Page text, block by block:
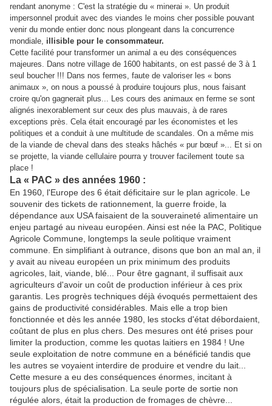
rendant anonyme : C'est la stratégie du « minerai ». Un produit
impersonnel produit avec des viandes le moins cher possible pouvant
venir du monde entier donc nous plongeant dans la concurrence
mondiale, illisible pour le consommateur.
Cette facilité pour transformer un animal a eu des conséquences
majeures. Dans notre village de 1600 habitants, on est passé de 3 à 1
seul boucher !!! Dans nos fermes, faute de valoriser les « bons
animaux », on nous a poussé à produire toujours plus, nous faisant
croire qu'on gagnerait plus... Les cours des animaux en ferme se sont
alignés inexorablement sur ceux des plus mauvais, à de rares
exceptions près. Cela était encouragé par les économistes et les
politiques et a conduit à une multitude de scandales. On a même mis
de la viande de cheval dans des steaks hâchés « pur bœuf »... Et si on
se projette, la viande cellulaire pourra y trouver facilement toute sa
place !
La « PAC » des années 1960 :
En 1960, l'Europe des 6 était déficitaire sur le plan agricole. Le
souvenir des tickets de rationnement, la guerre froide, la
dépendance aux USA faisaient de la souveraineté alimentaire un
enjeu partagé au niveau européen. Ainsi est née la PAC, Politique
Agricole Commune, longtemps la seule politique vraiment
commune. En simplifiant à outrance, disons que bon an mal an, il
y avait au niveau européen un prix minimum des produits
agricoles, lait, viande, blé... Pour être gagnant, il suffisait aux
agriculteurs d'avoir un coût de production inférieur à ces prix
garantis. Les progrès techniques déjà évoqués permettaient des
gains de productivité considérables. Mais elle a trop bien
fonctionnée et dès les année 1980, les stocks d'état débordaient,
coûtant de plus en plus chers. Des mesures ont été prises pour
limiter la production, comme les quotas laitiers en 1984 ! Une
seule exploitation de notre commune en a bénéficié tandis que
les autres se voyaient interdire de produire et vendre du lait...
Cette mesure a eu des conséquences énormes, incitant à
toujours plus de spécialisation. La seule porte de sortie non
régulée alors, était la production de fromages de chèvre...